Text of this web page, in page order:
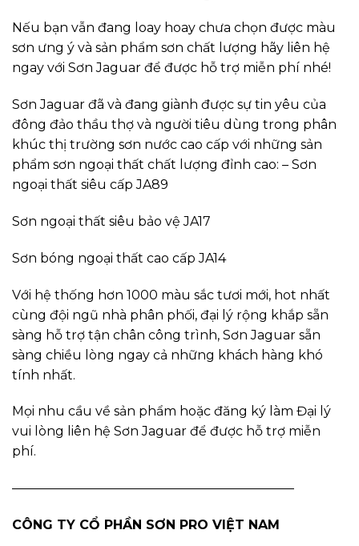
Nếu bạn vẫn đang loay hoay chưa chọn được màu
sơn ưng ý và sản phẩm sơn chất lượng hãy liên hệ
ngay với Sơn Jaguar để được hỗ trợ miễn phí nhé!
Sơn Jaguar đã và đang giành được sự tin yêu của
đông đảo thầu thợ và người tiêu dùng trong phân
khúc thị trường sơn nước cao cấp với những sản
phẩm sơn ngoại thất chất lượng đỉnh cao: – Sơn
ngoại thất siêu cấp JA89
Sơn ngoại thất siêu bảo vệ JA17
Sơn bóng ngoại thất cao cấp JA14
Với hệ thống hơn 1000 màu sắc tươi mới, hot nhất
cùng đội ngũ nhà phân phối, đại lý rộng khắp sẵn
sàng hỗ trợ tận chân công trình, Sơn Jaguar sẵn
sàng chiều lòng ngay cả những khách hàng khó
tính nhất.
Mọi nhu cầu về sản phẩm hoặc đăng ký làm Đại lý
vui lòng liên hệ Sơn Jaguar để được hỗ trợ miễn
phí.
——————————————————————
CÔNG TY CỔ PHẦN SƠN PRO VIỆT NAM